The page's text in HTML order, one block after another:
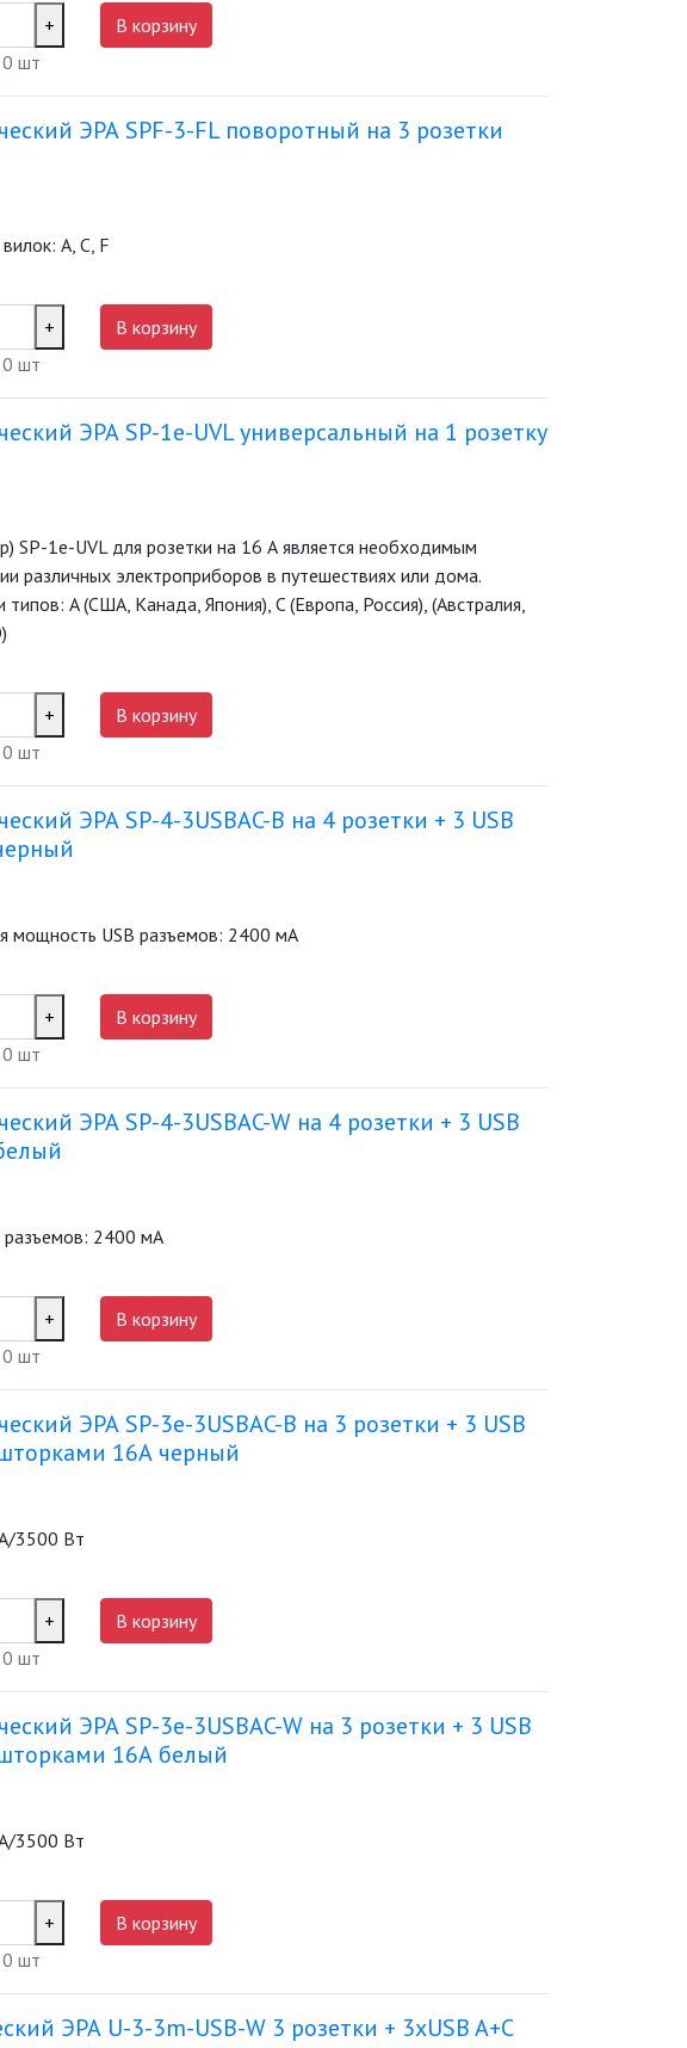
+
0 шт
В корзину
ЭРА SPF-3-FL поворотный на 3 розетки
А, С, F
+
0 шт
В корзину
ЭРА SP-1e-UVL универсальный на 1 розетку
SP-1e-UVL для розетки на 16 А является необходимым
различных электроприборов в путешествиях или дома.
A (США, Канада, Япония), C (Европа, Россия), (Австралия,
+
0 шт
В корзину
ЭРА SP-4-3USBAC-B на 4 розетки + 3 USB
мощность USB разъемов: 2400 мА
+
0 шт
В корзину
ЭРА SP-4-3USBAC-W на 4 розетки + 3 USB
разъемов: 2400 мА
+
0 шт
В корзину
ЭРА SP-3e-3USBAC-B на 3 розетки + 3 USB
16А черный
3500 Вт
+
0 шт
В корзину
ЭРА SP-3e-3USBAC-W на 3 розетки + 3 USB
16А белый
3500 Вт
+
0 шт
В корзину
ЭРА U-3-3m-USB-W 3 розетки + 3xUSB A+C